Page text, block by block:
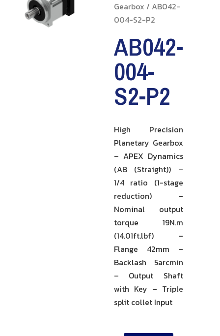
Gearbox / AB042-
004-S2-P2
AB042-
004-
S2-P2
High Precision
Planetary Gearbox
– APEX Dynamics
(AB (Straight)) –
1/4 ratio (1-stage
reduction) –
Nominal output
torque 19N.m
(14.01ft.lbf) –
Flange 42mm –
Backlash 5arcmin
– Output Shaft
with Key – Triple
split collet Input